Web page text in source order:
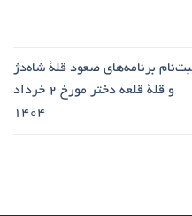
برنامه‌های صعود قلۀ شاه‌دژ
و قلۀ قلعه دختر مورخ ۲ خرداد
۱۴۰۴